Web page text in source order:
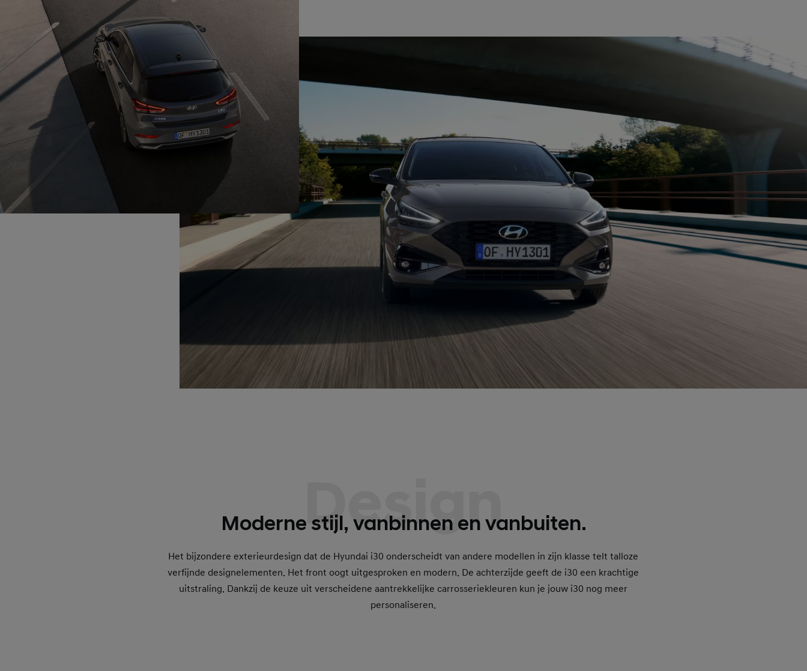
Design
Moderne stijl, vanbinnen en vanbuiten.
Het bijzondere exterieurdesign dat de Hyundai i30 onderscheidt van andere modellen in zijn klasse telt talloze
verfijnde designelementen. Het front oogt uitgesproken en modern. De achterzijde geeft de i30 een krachtige
uitstraling. Dankzij de keuze uit verscheidene aantrekkelijke carrosseriekleuren kun je jouw i30 nog meer
personaliseren.